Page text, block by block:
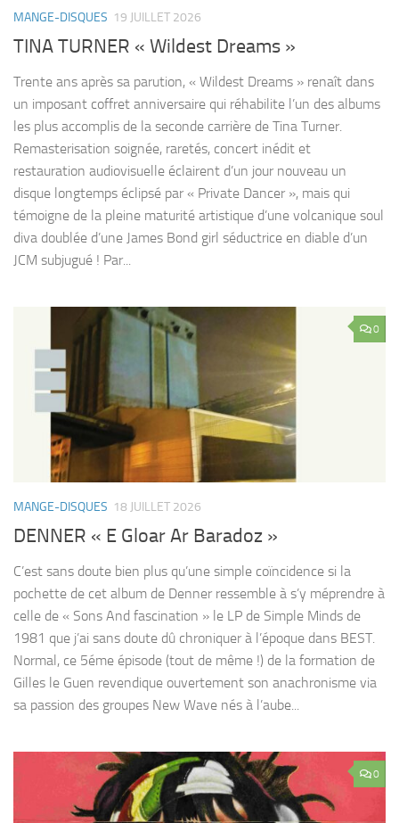
MANGE-DISQUES 19 JUILLET 2026
TINA TURNER « Wildest Dreams »
Trente ans après sa parution, « Wildest Dreams » renaît dans
un imposant coffret anniversaire qui réhabilite l’un des albums
les plus accomplis de la seconde carrière de Tina Turner.
Remasterisation soignée, raretés, concert inédit et
restauration audiovisuelle éclairent d’un jour nouveau un
disque longtemps éclipsé par « Private Dancer », mais qui
témoigne de la pleine maturité artistique d’une volcanique soul
diva doublée d’une James Bond girl séductrice en diable d’un
JCM subjugué ! Par...
0
MANGE-DISQUES 18 JUILLET 2026
DENNER « E Gloar Ar Baradoz »
C’est sans doute bien plus qu’une simple coïncidence si la
pochette de cet album de Denner ressemble à s’y méprendre à
celle de « Sons And fascination » le LP de Simple Minds de
1981 que j’ai sans doute dû chroniquer à l’époque dans BEST.
Normal, ce 5éme épisode (tout de même !) de la formation de
Gilles le Guen revendique ouvertement son anachronisme via
sa passion des groupes New Wave nés à l’aube...
0